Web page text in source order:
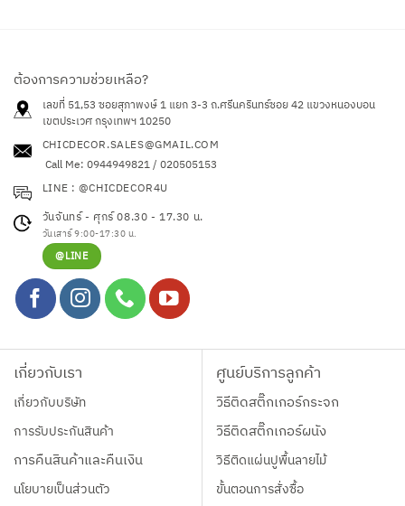
ต้องการความช่วยเหลือ?
เลขที่ 51,53 ซอยสุภาพงษ์ 1 แยก 3-3 ถ.ศรีนครินทร์ซอย 42แขวงหนองบอน
เขตประเวศ กรุงเทพฯ 10250
CHICDECOR.SALES@GMAIL.COM
Call Me: 0944949821 / 020505153
LINE : @CHICDECOR4U
วันจันทร์ - ศุกร์ 08.30 - 17.30 น.
วันเสาร์ 9:00-17:30 น.
@LINE
เกี่ยวกับเรา
เกี่ยวกับบริษัท
การรับประกันสินค้า
การคืนสินค้าและคืนเงิน
นโยบายเป็นส่วนตัว
ศูนย์บริการลูกค้า
วิธีติดสติ๊กเกอร์กระจก
วิธีติดสติ๊กเกอร์ผนัง
วิธีติดแผ่นปูพื้นลายไม้
ขั้นตอนการสั่งซื้อ